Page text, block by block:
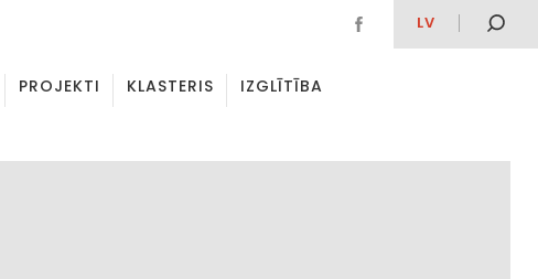
LV
PROJEKTI KLASTERIS IZGLĪTĪBA